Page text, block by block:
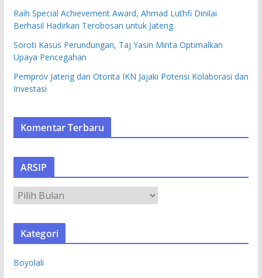
Raih Special Achievement Award, Ahmad Luthfi Dinilai
Berhasil Hadirkan Terobosan untuk Jateng
Soroti Kasus Perundungan, Taj Yasin Minta Optimalkan
Upaya Pencegahan
Pemprov Jateng dan Otorita IKN Jajaki Potensi Kolaborasi dan
Investasi
Komentar Terbaru
ARSIP
R
S
Kategori
Boyolali